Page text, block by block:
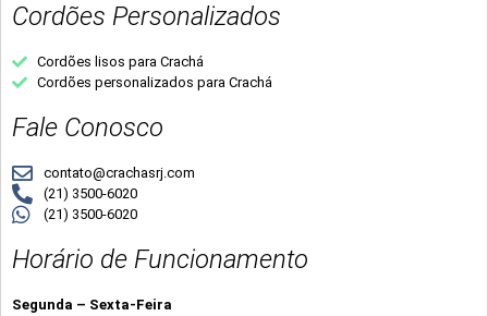
Cordões Personalizados
Cordões lisos para Crachá
Cordões personalizados para Crachá
Fale Conosco
contato@crachasrj.com
(21) 3500-6020
(21) 3500-6020
Horário de Funcionamento
Segunda – Sexta-Feira